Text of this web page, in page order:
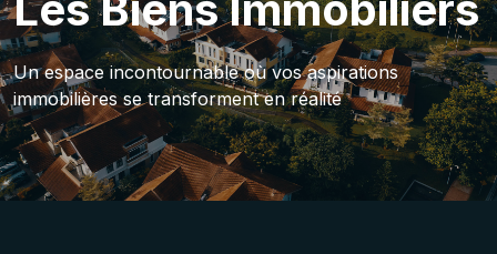
Un espace incontournable où vos aspirations
immobilières se transforment en réalité